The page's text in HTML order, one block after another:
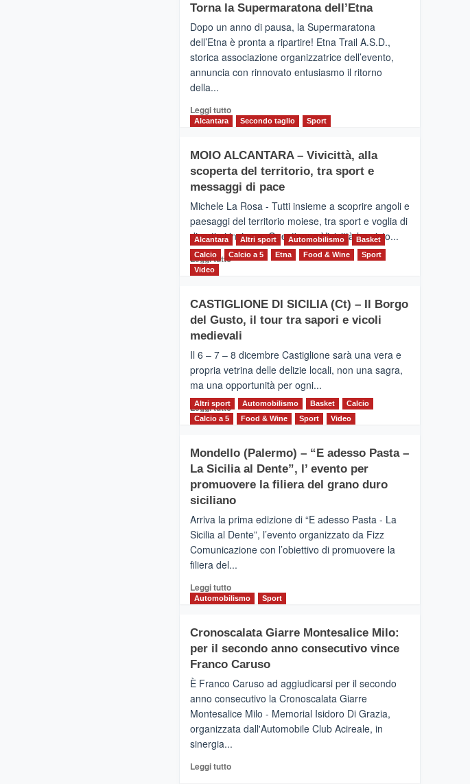
BROOKS
SuperMaratona
dell’Etna,
presentata
l’edizione
2026
Torna la Supermaratona dell’Etna
Dopo un anno di pausa, la Supermaratona
dell’Etna è pronta a ripartire! Etna Trail A.S.D.,
storica associazione organizzatrice dell’evento,
annuncia con rinnovato entusiasmo il ritorno
della...
Leggi tuttoLeggi
Torna
la
Supermaratona
Alcantara Secondo taglio Sport
MOIO ALCANTARA – Vivicittà, alla
scoperta del territorio, tra sport e
messaggi di pace
Michele La Rosa - Tutti insieme a scoprire angoli e
paesaggi del territorio moiese, tra sport e voglia di
divertirsi insieme. Quest'anno Vivicittà ha visto...
Leggi tuttoLeggi
MOIO
ALCANTARA
–
alla
scoperta
del
territorio,
tra
sport
messaggi
di
Alcantara Altri sport Automobilismo
Basket
Calcio
Calcio a 5 Etna Food & Wine
Sport
Video
CASTIGLIONE DI SICILIA (Ct) – Il Borgo
del Gusto, il tour tra sapori e vicoli
medievali
Il 6 – 7 – 8 dicembre Castiglione sarà una vera e
propria vetrina delle delizie locali, non una sagra,
ma una opportunità per ogni...
Leggi tuttoLeggi
CASTIGLIONE
DI
SICILIA
(Ct)
Il
Borgo
del
tour
tra
vicoli
medievali
Altri sport Automobilismo Basket
Calcio
Calcio a 5
Food & Wine Sport Video
Mondello (Palermo) – “E adesso Pasta –
La Sicilia al Dente”, l’ evento per
promuovere la filiera del grano duro
siciliano
Arriva la prima edizione di “E adesso Pasta - La
Sicilia al Dente”, l’evento organizzato da Fizz
Comunicazione con l’obiettivo di promuovere la
filiera del...
Leggi tuttoLeggi
di
Mondello
(Palermo)
–
adesso
Pasta
–
La
Dente”,
Automobilismo Sport
Cronoscalata Giarre Montesalice Milo:
per il secondo anno consecutivo vince
Franco Caruso
È Franco Caruso ad aggiudicarsi per il secondo
anno consecutivo la Cronoscalata Giarre
Montesalice Milo - Memorial Isidoro Di Grazia,
organizzata dall'Automobile Club Acireale, in
sinergia...
Leggi tuttoLeggi